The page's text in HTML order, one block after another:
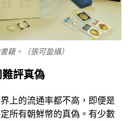
籍。（張可盈攝）
評真偽
上的流通率都不高，即便是
所有朝鮮幣的真偽。有少數